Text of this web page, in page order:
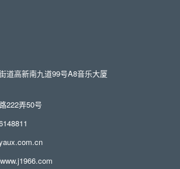
道高新南九道99号A8音乐大厦
222弄50号